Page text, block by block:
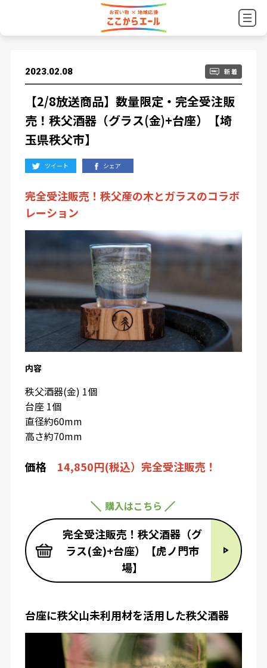
2023.02.08 新 着
【2/8放送商品】数量限定・完全受注販
売！秩父酒器（グラス(金)+台座）【埼
玉県秩父市】
ツイート シェア
完全受注販売！秩父産の木とガラスのコラボ
レーション
内容
秩父酒器(金) 1個
台座 1個
直径約60mm
高さ約70mm
価格 14,850円(税込）完全受注販売！
購入はこちら
完全受注販売！秩父酒器（グ
ラス(金)+台座）【虎ノ門市
場】
台座に秩父山未利用材を活用した秩父酒器